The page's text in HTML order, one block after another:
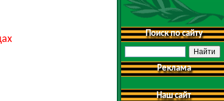
Поиск по сайту
Реклама
Наш сайт